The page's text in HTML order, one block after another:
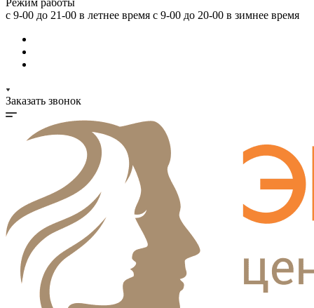
Режим работы
с 9-00 до 21-00 в летнее время с 9-00 до 20-00 в зимнее время
Заказать звонок